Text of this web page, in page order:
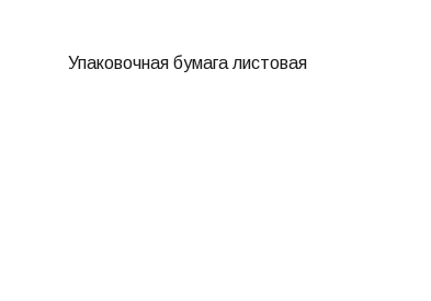
Упаковочная бумага листовая